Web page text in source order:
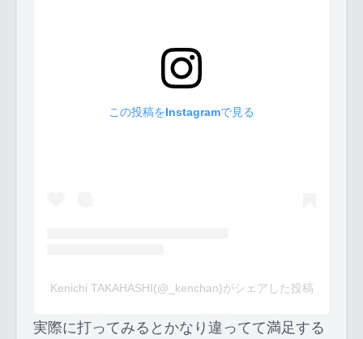
この投稿をInstagramで見る
Kenichi TAKAHASHI(@_kenchan)がシェアした投稿
実際に打ってみるとかなり違ってて満足する